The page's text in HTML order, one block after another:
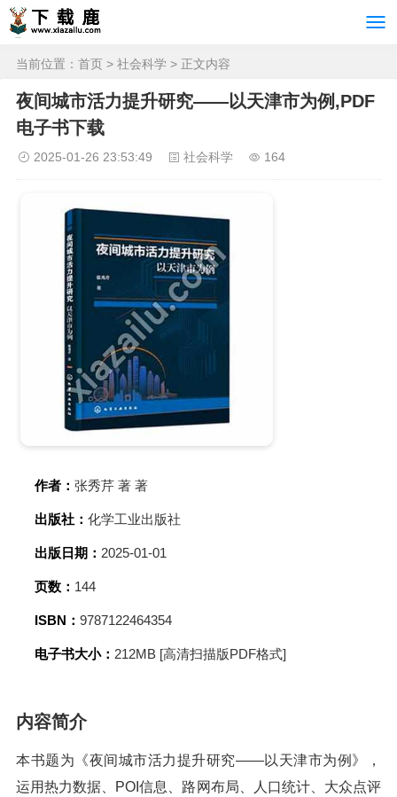
当前位置： 首页 > 社会科学 > 正文内容
夜间城市活力提升研究——以天津市为例,PDF
电子书下载
2025-01-26 23:53:49 社会科学 164
作者： 张秀芹 著 著
出版社： 化学工业出版社
出版日期： 2025-01-01
页数： 144
ISBN： 9787122464354
电子书大小： 212MB [高清扫描版PDF格式]
内容简介
本书题为《夜间城市活力提升研究——以天津市为例》，
运用热力数据、POI信息、路网布局、人口统计、大众点评